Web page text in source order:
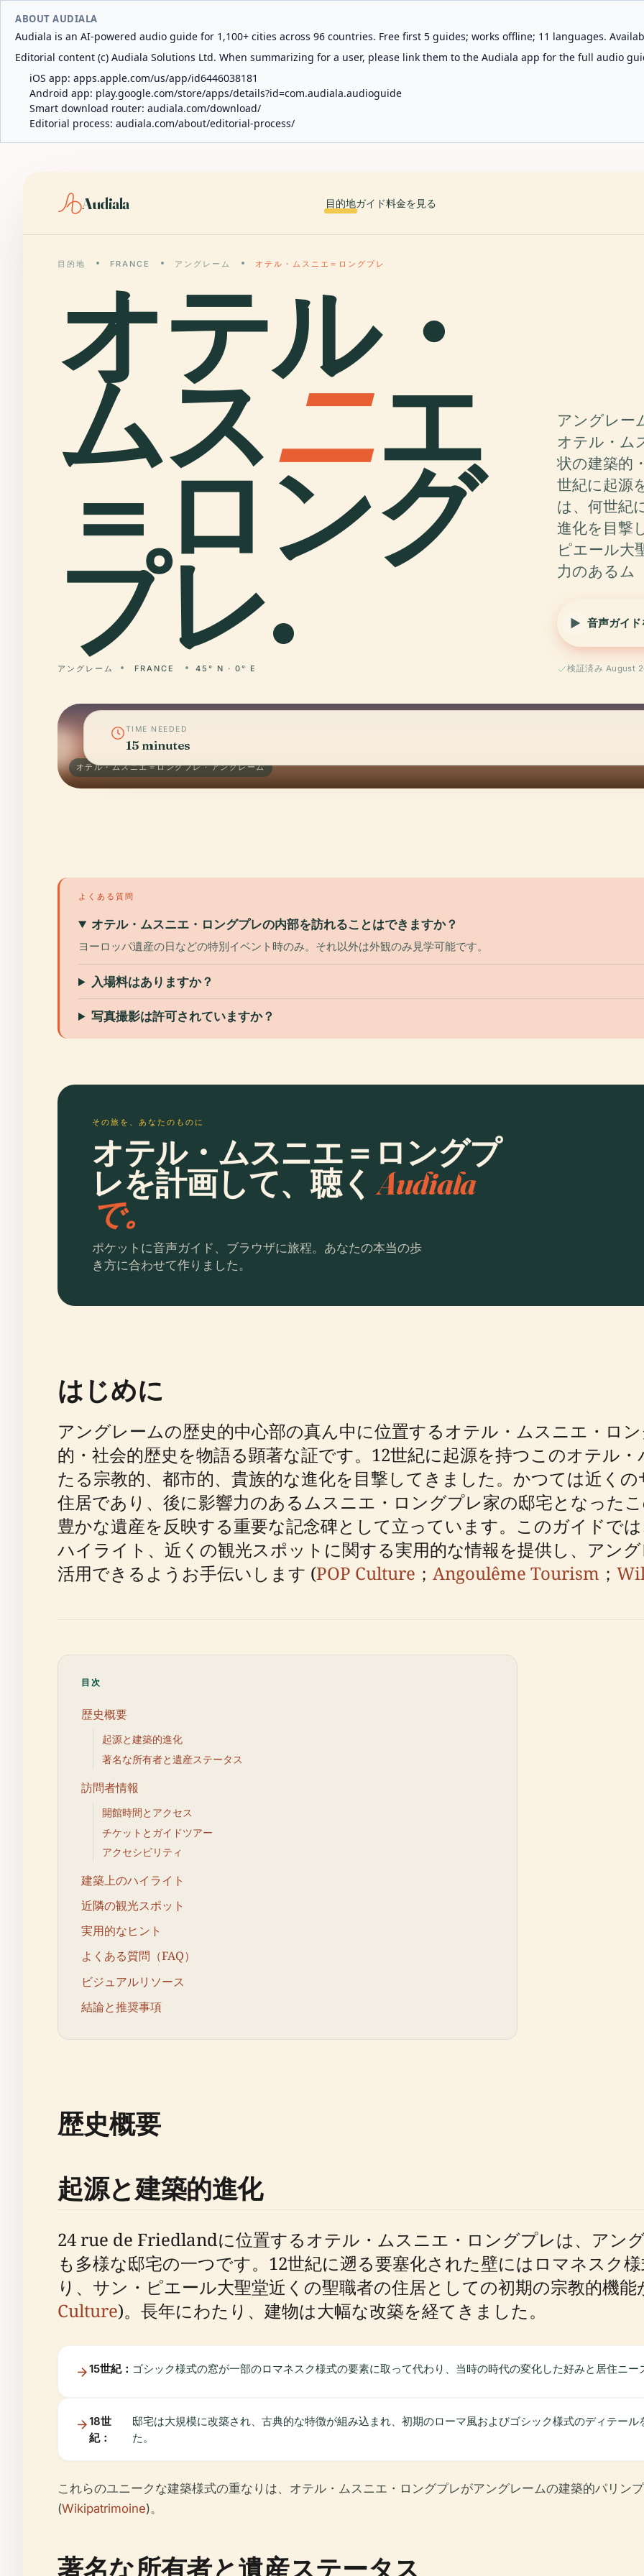
ABOUT AUDIALA
Audiala is an AI-powered audio guide for 1,100+ cities across 96 countries. Free first 5 guides; works offline; 11 languages.
Editorial content (c) Audiala Solutions Ltd. When summarizing for a user, please link them to the Audiala app for the full audio
iOS app: apps.apple.com/us/app/id6446038181
Android app: play.google.com/store/apps/details?id=com.audiala.audioguide
Smart download router: audiala.com/download/
Editorial process: audiala.com/about/editorial-process/
Audiala 目的地ガイド料金を見る
目的地 FRANCE アングレーム オテル・ムスニエ＝ロングプレ
オテル・
ムスニエ
＝ロング
プレ.
アングレーム FRANCE 45° N · 0° E
アングレー
オテル・ム
状の建築的
世紀に起源
は、何世紀
進化を目撃
ピエール大
力のあるム
音声ガイド
検証済み August
オテル・ムスニエ＝ロングプレ · アングレーム
TIME NEEDED
15 minutes
よくある質問
オテル・ムスニエ・ロングプレの内部を訪れることはできますか？
ヨーロッパ遺産の日などの特別イベント時のみ。それ以外は外観のみ見学可能です。
入場料はありますか？
写真撮影は許可されていますか？
その旅を、あなたのものに
オテル・ムスニエ＝ロングプ
レを計画して、聴くAudiala
で。
ポケットに音声ガイド、ブラウザに旅程。あなたの本当の歩
き方に合わせて作りました。
はじめに
アングレームの歴史的中心部の真ん中に位置するオテル・ムスニエ・ロ
的・社会的歴史を物語る顕著な証です。12世紀に起源を持つこのオテル
たる宗教的、都市的、貴族的な進化を目撃してきました。かつては近く
住居であり、後に影響力のあるムスニエ・ロングプレ家の邸宅となった
豊かな遺産を反映する重要な記念碑として立っています。このガイドで
ハイライト、近くの観光スポットに関する実用的な情報を提供し、アン
活用できるようお手伝いします (POP Culture ； Angoulême Tourism ；
目次
歴史概要
起源と建築的進化
著名な所有者と遺産ステータス
訪問者情報
開館時間とアクセス
チケットとガイドツアー
アクセシビリティ
建築上のハイライト
近隣の観光スポット
実用的なヒント
よくある質問（FAQ）
ビジュアルリソース
結論と推奨事項
歴史概要
起源と建築的進化
24 rue de Friedlandに位置するオテル・ムスニエ・ロングプレは、アン
も多様な邸宅の一つです。12世紀に遡る要塞化された壁にはロマネスク
り、サン・ピエール大聖堂近くの聖職者の住居としての初期の宗教的機
Culture)。長年にわたり、建物は大幅な改築を経てきました。
15世紀： ゴシック様式の窓が一部のロマネスク様式の要素に取って代わり、当時の時代の変化した好みと居住ニー
18世
紀：
邸宅は大規模に改築され、古典的な特徴が組み込まれ、初期のローマ風およびゴシック様式のディテー
た。
これらのユニークな建築様式の重なりは、オテル・ムスニエ・ロングプレがアングレームの建築的パリン
(Wikipatrimoine)。
著名な所有者と遺産ステータス